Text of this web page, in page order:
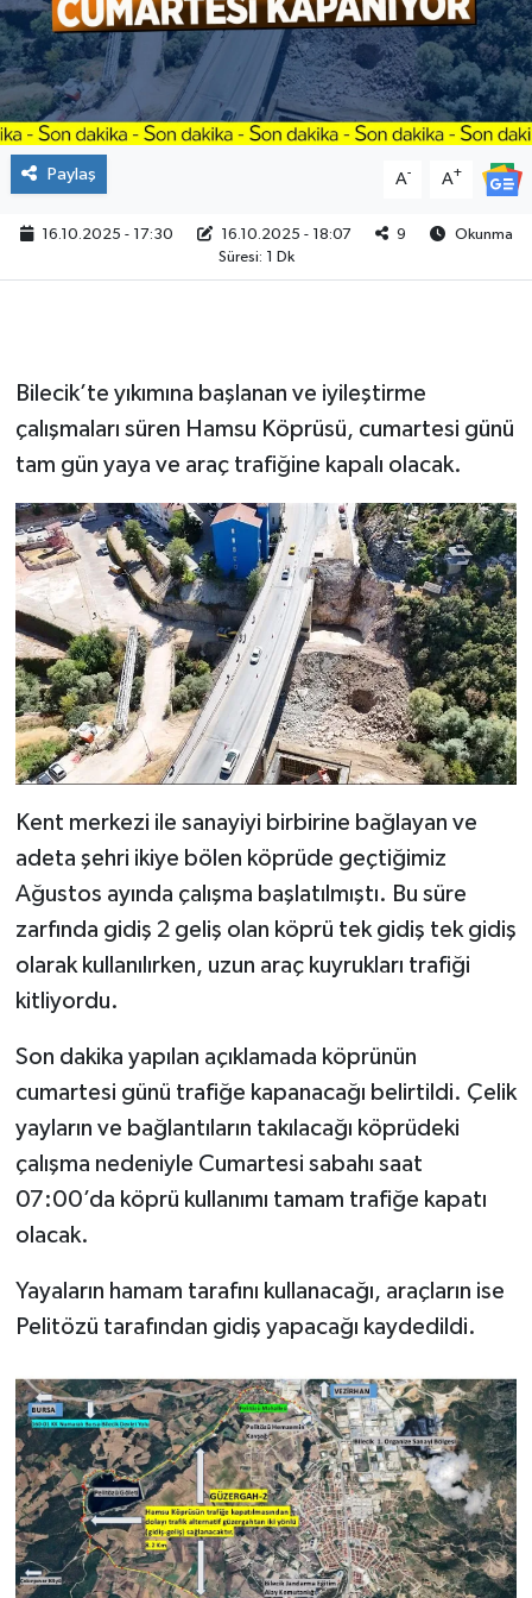
Paylaş A- A+
16.10.2025 - 17:30 16.10.2025 - 18:07 9
Okunma
Süresi: 1 Dk
Bilecik’te yıkımına başlanan ve iyileştirme
çalışmaları süren Hamsu Köprüsü, cumartesi günü
tam gün yaya ve araç trafiğine kapalı olacak.
Kent merkezi ile sanayiyi birbirine bağlayan ve
adeta şehri ikiye bölen köprüde geçtiğimiz
Ağustos ayında çalışma başlatılmıştı. Bu süre
zarfında gidiş 2 geliş olan köprü tek gidiş tek gidiş
olarak kullanılırken, uzun araç kuyrukları trafiği
kitliyordu.
Son dakika yapılan açıklamada köprünün
cumartesi günü trafiğe kapanacağı belirtildi. Çelik
yayların ve bağlantıların takılacağı köprüdeki
çalışma nedeniyle Cumartesi sabahı saat
07:00’da köprü kullanımı tamam trafiğe kapatı
olacak.
Yayaların hamam tarafını kullanacağı, araçların ise
Pelitözü tarafından gidiş yapacağı kaydedildi.